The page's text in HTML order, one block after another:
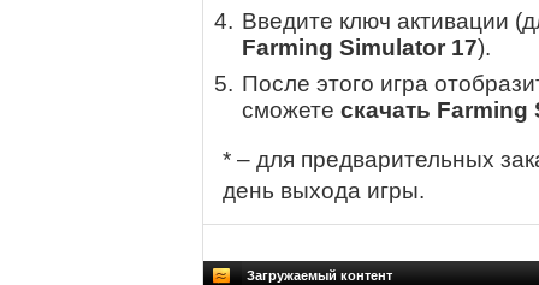
Введите ключ активации
Farming Simulator 17).
После этого игра
сможете скачать Farming
* – для предварительных
день выхода игры.
Загружаемый контент